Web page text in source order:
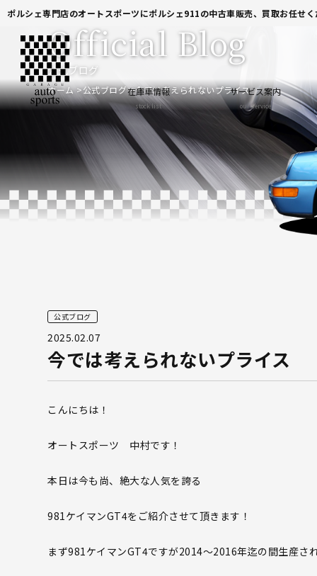
ポルシェ専門店のオートスポーツにポルシェ911の中古車販売、買取お任せ
在庫車情報
stock list
サービス案内
our service
公式ブログ
Official Blog
ホーム 公式ブログ 今では考えられないプライス
公式ブログ
2025.02.07
今では考えられないプライス
こんにちは！
オートスポーツ 中村です！
本日は今も尚、絶大な人気を誇る
981ケイマンGT4をご紹介させて頂きます！
まず981ケイマンGT4ですが2014〜2016年迄の間生産さ